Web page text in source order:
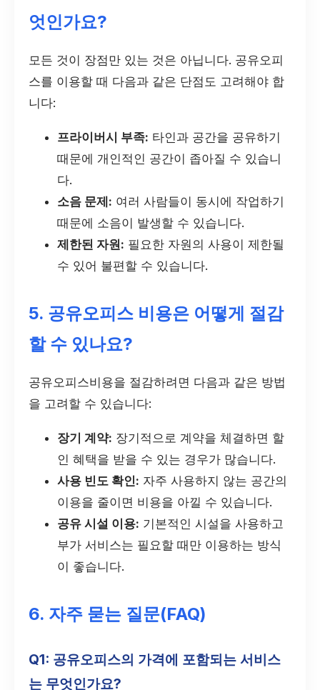
엇인가요?
모든 것이 장점만 있는 것은 아닙니다. 공유오피
스를 이용할 때 다음과 같은 단점도 고려해야 합
니다:
프라이버시 부족: 타인과 공간을 공유하기
때문에 개인적인 공간이 좁아질 수 있습니
다.
소음 문제: 여러 사람들이 동시에 작업하기
때문에 소음이 발생할 수 있습니다.
제한된 자원: 필요한 자원의 사용이 제한될
수 있어 불편할 수 있습니다.
5. 공유오피스 비용은 어떻게 절감
할 수 있나요?
공유오피스비용을 절감하려면 다음과 같은 방법
을 고려할 수 있습니다:
장기 계약: 장기적으로 계약을 체결하면 할
인 혜택을 받을 수 있는 경우가 많습니다.
사용 빈도 확인: 자주 사용하지 않는 공간의
이용을 줄이면 비용을 아낄 수 있습니다.
공유 시설 이용: 기본적인 시설을 사용하고
부가 서비스는 필요할 때만 이용하는 방식
이 좋습니다.
6. 자주 묻는 질문(FAQ)
Q1: 공유오피스의 가격에 포함되는 서비스
는 무엇인가요?